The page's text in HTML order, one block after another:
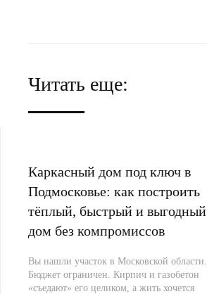
Читать еще:
Каркасный дом под ключ в
Подмосковье: как построить
тёплый, быстрый и выгодный
дом без компромиссов
Вы нашли участок в Московской области.
Бюджет ограничен. Кирпич и газобетон
«съедают» его целиком, а жить хочется